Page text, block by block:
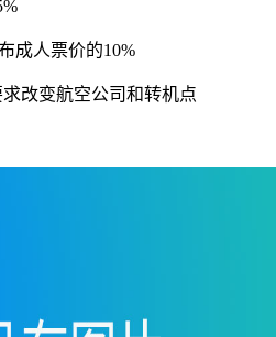
成人票价的10%
改变航空公司和转机点